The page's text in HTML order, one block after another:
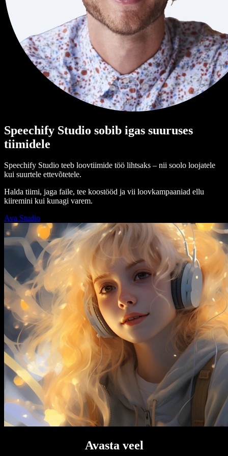
Speechify Studio sobib igas suuruses
tiimidele
Speechify Studio teeb loovtiimide töö lihtsaks – nii soolo loojatele
kui suurtele ettevõtetele.
Halda tiimi, jaga faile, tee koostööd ja vii loovkampaaniad ellu
kiiremini kui kunagi varem.
Ava Studio
Avasta veel